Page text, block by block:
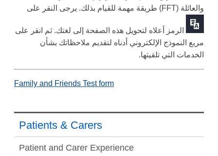
والعائلة (FFT) طريقة مهمة للقيام بذلك. يرجى النقر على
الرمز أعلاه لتحويل هذه الصفحة إلى لغتك. ثم انقر على
مربع النموذج الإلكتروني أدناه لتقديم ملاحظاتك بشأن
الخدمات التي تلقيتها.
Family and Friends Test form
Patients & Carers
Patient and Carer Experience